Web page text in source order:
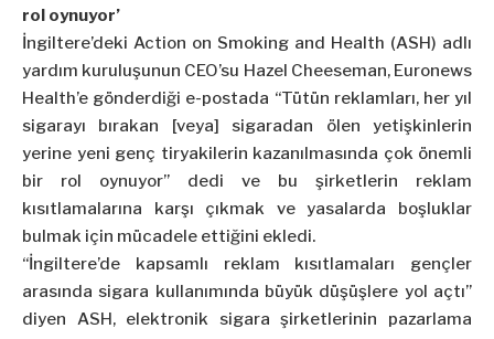
rol oynuyor’
İngiltere’deki Action on Smoking and Health (ASH) adlı
yardım kuruluşunun CEO’su Hazel Cheeseman, Euronews
Health’e gönderdiği e-postada “Tütün reklamları, her yıl
sigarayı bırakan [veya] sigaradan ölen yetişkinlerin
yerine yeni genç tiryakilerin kazanılmasında çok önemli
bir rol oynuyor” dedi ve bu şirketlerin reklam
kısıtlamalarına karşı çıkmak ve yasalarda boşluklar
bulmak için mücadele ettiğini ekledi.
“İngiltere’de kapsamlı reklam kısıtlamaları gençler
arasında sigara kullanımında büyük düşüşlere yol açtı”
diyen ASH, elektronik sigara şirketlerinin pazarlama